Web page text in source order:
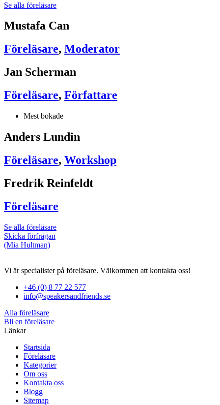
Se alla föreläsare
Mustafa Can
Föreläsare, Moderator
Jan Scherman
Föreläsare, Författare
Mest bokade
Anders Lundin
Föreläsare, Workshop
Fredrik Reinfeldt
Föreläsare
Se alla föreläsare
Skicka förfrågan
(Mia Hultman)
Vi är specialister på föreläsare. Välkommen att kontakta oss!
+46 (0) 8 77 22 577
info@speakersandfriends.se
Alla föreläsare
Bli en föreläsare​
Länkar
Startsida
Föreläsare
Kategorier
Om oss
Kontakta oss
Blogg
Sitemap